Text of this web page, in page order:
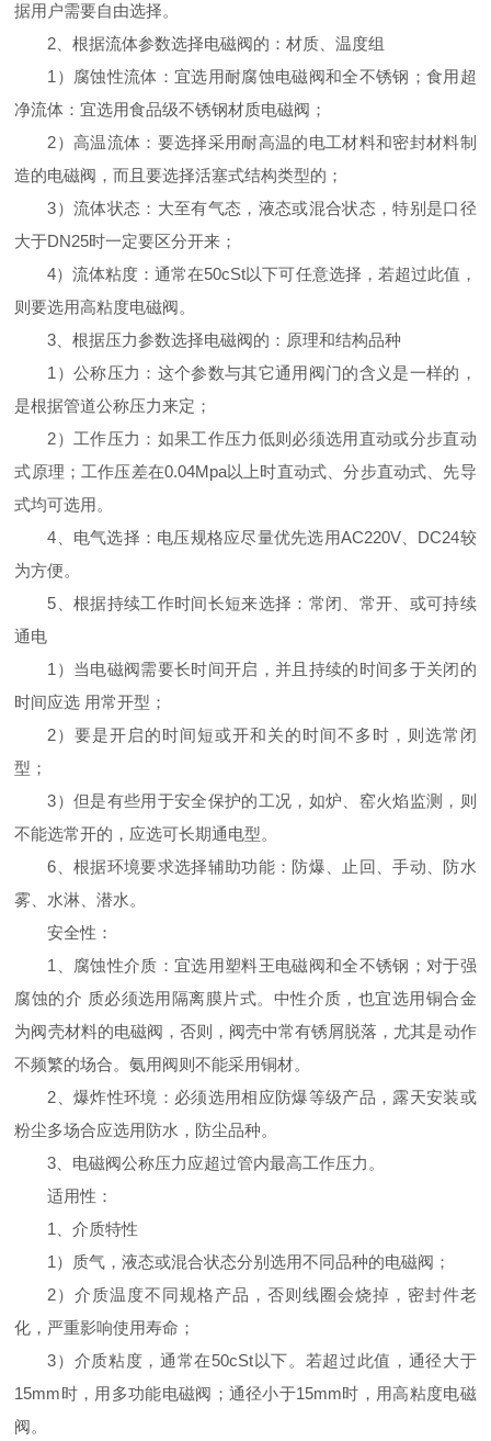
据用户需要自由选择。
2、根据流体参数选择电磁阀的：材质、温度组
1）腐蚀性流体：宜选用耐腐蚀电磁阀和全不锈钢；食用超
净流体：宜选用食品级不锈钢材质电磁阀；
2）高温流体：要选择采用耐高温的电工材料和密封材料制
造的电磁阀，而且要选择活塞式结构类型的；
3）流体状态：大至有气态，液态或混合状态，特别是口径
大于DN25时一定要区分开来；
4）流体粘度：通常在50cSt以下可任意选择，若超过此值，
则要选用高粘度电磁阀。
3、根据压力参数选择电磁阀的：原理和结构品种
1）公称压力：这个参数与其它通用阀门的含义是一样的，
是根据管道公称压力来定；
2）工作压力：如果工作压力低则必须选用直动或分步直动
式原理；工作压差在0.04Mpa以上时直动式、分步直动式、先导
式均可选用。
4、电气选择：电压规格应尽量优先选用AC220V、DC24较
为方便。
5、根据持续工作时间长短来选择：常闭、常开、或可持续
通电
1）当电磁阀需要长时间开启，并且持续的时间多于关闭的
时间应选 用常开型；
2）要是开启的时间短或开和关的时间不多时，则选常闭
型；
3）但是有些用于安全保护的工况，如炉、窑火焰监测，则
不能选常开的，应选可长期通电型。
6、根据环境要求选择辅助功能：防爆、止回、手动、防水
雾、水淋、潜水。
安全性：
1、腐蚀性介质：宜选用塑料王电磁阀和全不锈钢；对于强
腐蚀的介 质必须选用隔离膜片式。中性介质，也宜选用铜合金
为阀壳材料的电磁阀，否则，阀壳中常有锈屑脱落，尤其是动作
不频繁的场合。氨用阀则不能采用铜材。
2、爆炸性环境：必须选用相应防爆等级产品，露天安装或
粉尘多场合应选用防水，防尘品种。
3、电磁阀公称压力应超过管内最高工作压力。
适用性：
1、介质特性
1）质气，液态或混合状态分别选用不同品种的电磁阀；
2）介质温度不同规格产品，否则线圈会烧掉，密封件老
化，严重影响使用寿命；
3）介质粘度，通常在50cSt以下。若超过此值，通径大于
15mm时，用多功能电磁阀；通径小于15mm时，用高粘度电磁
阀。